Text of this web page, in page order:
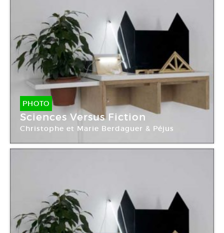
PHOTO
Sciences Versus Fiction
Christophe et Marie Berdaguer & Péjus